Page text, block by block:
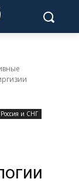
Россия и СНГ